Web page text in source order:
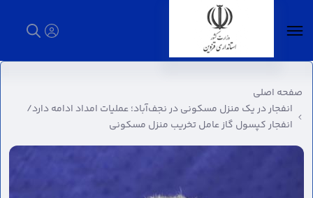
انفجار در یک منزل مسکونی در نجف‌آباد؛ عملیات
امداد ادامه دارد/ انفجار کپسول گاز عامل تخریب
منزل مسکونی - استانداری قزوین
صفحه اصلی
انفجار در یک منزل مسکونی در نجف‌آباد؛ عملیات امداد ادامه دارد/
انفجار کپسول گاز عامل تخریب منزل مسکونی